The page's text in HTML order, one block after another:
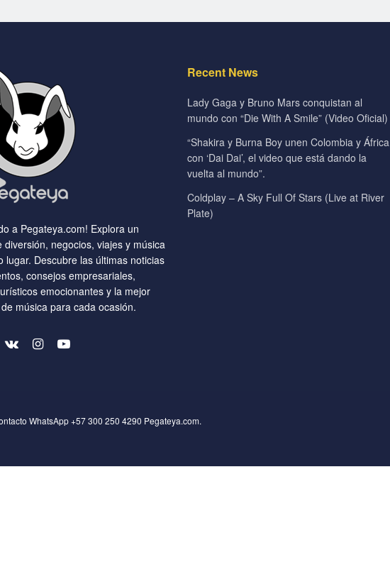
a Pegateya.com! Explora un
diversión, negocios, viajes y música
lugar. Descubre las últimas noticias
consejos empresariales,
emocionantes y la mejor
música para cada ocasión.
Recent News
Lady Gaga y Bruno Mars conquistan al
mundo con “Die With A Smile” (Video Oficial)
“Shakira y Burna Boy unen Colombia y África
con ‘Dai Dai’, el video que está dando la
vuelta al mundo”.
Coldplay – A Sky Full Of Stars (Live at River
Plate)
WhatsApp +57 300 250 4290 Pegateya.com.